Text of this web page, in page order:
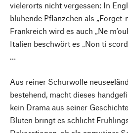
vielerorts nicht vergessen: In
blühende Pflänzchen als „Forget-
Frankreich wird es auch „Ne
Italien beschwört es „Non ti
…
Aus reiner Schurwolle
bestehend, macht dieses
kein Drama aus seiner
Blüten bringt es schlicht